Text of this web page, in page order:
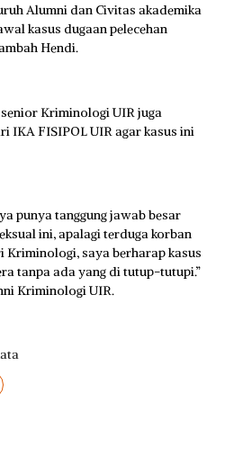
Alumni dan Civitas akademika
kasus dugaan pelecehan
Hendi.
Kriminologi UIR juga
IKA FISIPOL UIR agar kasus ini
punya tanggung jawab besar
ini, apalagi terduga korban
Kriminologi, saya berharap kasus
tanpa ada yang di tutup-tutupi.”
Kriminologi UIR.